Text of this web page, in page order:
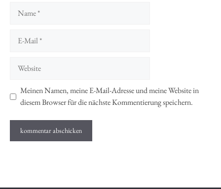
Mail
Meinen Namen, meine E-Mail-Adresse und meine Website in
diesem Browser für die nächste Kommentierung speichern.